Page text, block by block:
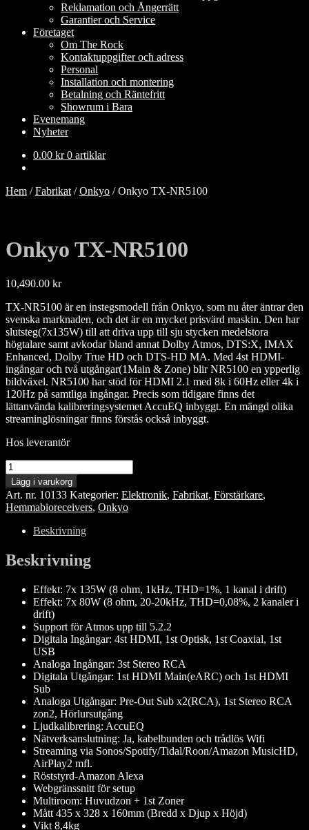
Reklamation och Ångerrätt
Garantier och Service
Företaget
Om The Rock
Kontaktuppgifter och adress
Personal
Installation och montering
Betalning och Räntefritt
Showrum i Bara
Evenemang
Nyheter
0.00 kr 0 artiklar
Hem /Fabrikat /Onkyo /Onkyo TX-NR5100
Onkyo TX-NR5100
10,490.00 kr
TX-NR5100 är en instegsmodell från Onkyo, som nu åter äntrar den
svenska marknaden, och det är en mycket prisvärd maskin. Den har
slutsteg(7x135W) till att driva upp till sju stycken medelstora
högtalare samt avkodar bland annat Dolby Atmos, DTS:X, IMAX
Enhanced, Dolby True HD och DTS-HD MA. Med 4st HDMI-
ingångar och två utgångar(1Main & Zone) blir NR5100 en ypperlig
bildväxel. NR5100 har stöd för HDMI 2.1 med 8k i 60Hz eller 4k i
120Hz på samtliga ingångar. Precis som tidigare finns det
lättanvända kalibreringsystemet AccuEQ inbyggt. En mängd olika
streaminglösningar finns förstås också inbyggt.
Hos leverantör
Onkyo
TX-
NR5100
mängd
Lägg i varukorg
Art. nr. 10133 Kategorier: Elektronik, Fabrikat, Förstärkare,
Hemmabioreceivers, Onkyo
Beskrivning
Beskrivning
Effekt: 7x 135W (8 ohm, 1kHz, THD=1%, 1 kanal i drift)
Effekt: 7x 80W (8 ohm, 20-20kHz, THD=0,08%, 2 kanaler i
drift)
Support för Atmos upp till 5.2.2
Digitala Ingångar: 4st HDMI, 1st Optisk, 1st Coaxial, 1st
USB
Analoga Ingångar: 3st Stereo RCA
Digitala Utgångar: 1st HDMI Main(eARC) och 1st HDMI
Sub
Analoga Utgångar: Pre-Out Sub x2(RCA), 1st Stereo RCA
zon2, Hörlursutgång
Ljudkalibrering: AccuEQ
Nätverksanslutning: Ja, kabelbunden och trådlös Wifi
Streaming via Sonos/Spotify/Tidal/Roon/Amazon MusicHD,
AirPlay2 mfl.
Röststyrd-Amazon Alexa
Webgränssnitt för setup
Multiroom: Huvudzon + 1st Zoner
Mått 435 x 328 x 160mm (Bredd x Djup x Höjd)
Vikt 8,4kg